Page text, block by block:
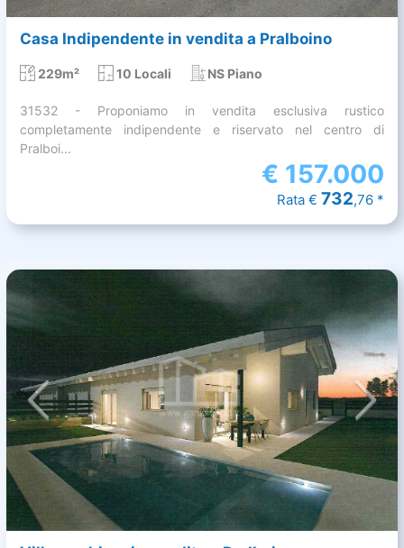
Casa Indipendente in vendita a Pralboino
229m² 10 Locali NS Piano
31532 - Proponiamo in vendita esclusiva rustico
completamente indipendente e riservato nel centro di
Pralboi...
€ 157.000
Rata € 732,76 *